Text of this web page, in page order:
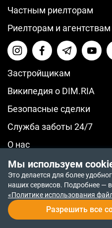
Мы используем
Это делается для более
наших сервисов. Подробнее — в
«Политике использования
Разрешить все
Частным риелторам
Риелторам и
Застройщикам
Википедия о DIM.RIA
Безопасные сделки
Служба заботы 24/7
О нас
© 2014-2026 RIA.com
Политика возврата средств
Политика приватности
Политика